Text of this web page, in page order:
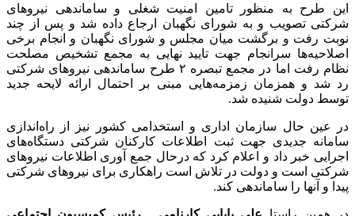
این طرح به منظور تامین امنیت شغلی و ساماندهی نیروهای
شرکتی تصویب و به شورای نگهبان ارجاع داده شد و پس از چند
نوبت رفت و برگشت میان مجلس و شورای نگهبان و انجام برخی
اصلاحیه‌ها سرانجام جهت تایید نهایی به مجمع تشخیص مصلحت
نظام رفت اما در مجمع تبصره ۲ طرح ساماندهی نیروهای شرکتی
رد شد و همزمان زمزمه‌هایی مبنی بر احتمال ارائه لایحه جدید
توسط دولت شنیده شد.
در عین حال سازمان اداری و استخدامی کشور نیز از راه‌اندازی
سامانه‌ جدیدی جهت ثبت اطلاعات کارکنان شرکتی دستگاه‌های
اجرایی خبر داد و اعلام کرد که درحال جمع آوری اطلاعات نیروهای
شرکتی است و دولت در تلاش است راهکاری برای نیروهای شرکتی
پیدا و آنها را ساماندهی کند.